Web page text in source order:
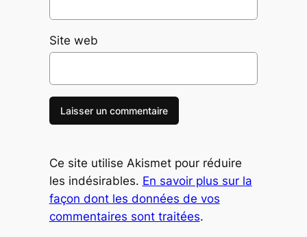
Site web
Ce site utilise Akismet pour réduire
les indésirables. En savoir plus sur la
façon dont les données de vos
commentaires sont traitées.